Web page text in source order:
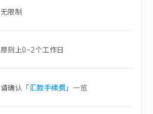
无限制
原则上0~2个工作日
请确认「汇款手续费」一览